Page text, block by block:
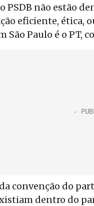
PSDB não estão
eficiente, ética,
São Paulo é o PT,
convenção do
dentro do